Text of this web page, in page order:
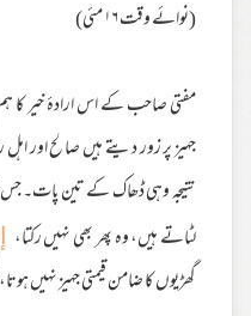
(نوائے وقت ۱۶ مئی)
مفتی صاحب کے اس ارادۂ خیر کا
جہیز پر زور دیتے ہیں صالح اور
نتیجہ وہی ڈھاک کے تین پات۔ جس
لٹاتے ہیں، وہ پھر بھی نہیں رکتا،
گھڑیوں کا ضامن قیمتی جہیز نہیں